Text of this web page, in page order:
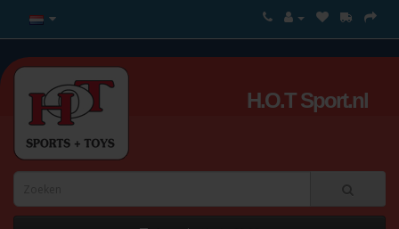
H.O.T Sport.nl